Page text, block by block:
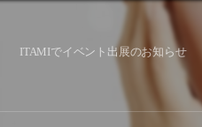
ITAMIでイベント出展のお知らせ